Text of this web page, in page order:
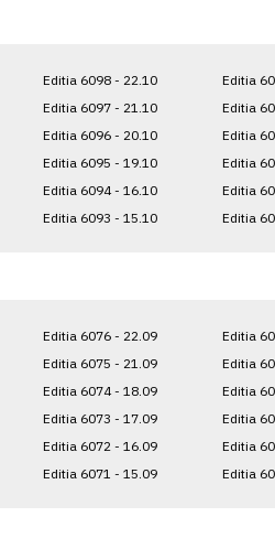
Editia 6098 - 22.10
Editia 6097 - 21.10
Editia 6096 - 20.10
Editia 6095 - 19.10
Editia 6094 - 16.10
Editia 6093 - 15.10
Editia
Editia
Editia
Editia
Editia
Editia
Editia 6076 - 22.09
Editia 6075 - 21.09
Editia 6074 - 18.09
Editia 6073 - 17.09
Editia 6072 - 16.09
Editia 6071 - 15.09
Editia
Editia
Editia
Editia
Editia
Editia